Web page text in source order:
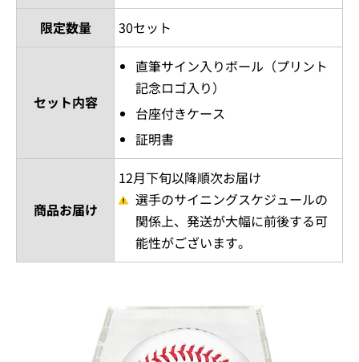
限定数量
30セット
セット内容
直筆サイン入りボール（プリント
記念ロゴ入り）
台座付きケース
証明書
商品お届け
12月下旬以降順次お届け
選手のサイニングスケジュールの
関係上、発送が大幅に前後する可
能性がございます。